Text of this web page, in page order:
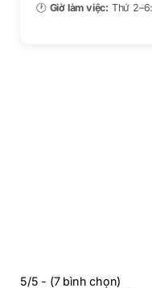
🕐 Giờ làm việc: Thứ
5/5 - (7 bình chọn)